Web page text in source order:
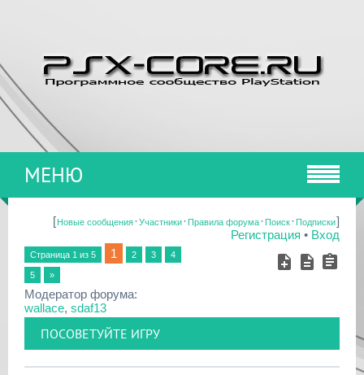
МЕНЮ
[Новые сообщения·Участники·Правила форума·Поиск·Подписки]
Регистрация • Вход
Страница 1 из 5 1 2 3 4
5 »
Модератор форума:
wallace, sdaf13
ПОСОВЕТУЙТЕ ИГРУ